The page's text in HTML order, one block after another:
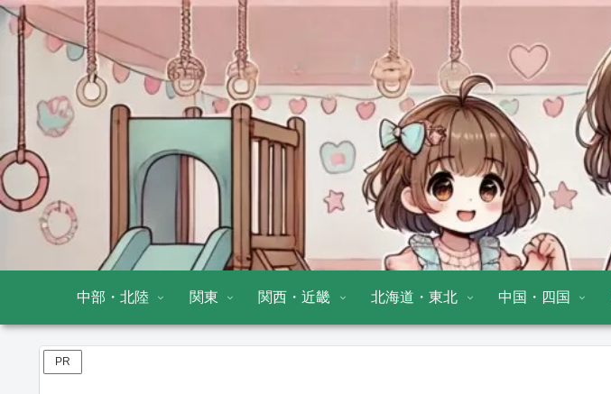
中部・北陸 関東 関西・近畿 北海道・東北 中国・四国
PR